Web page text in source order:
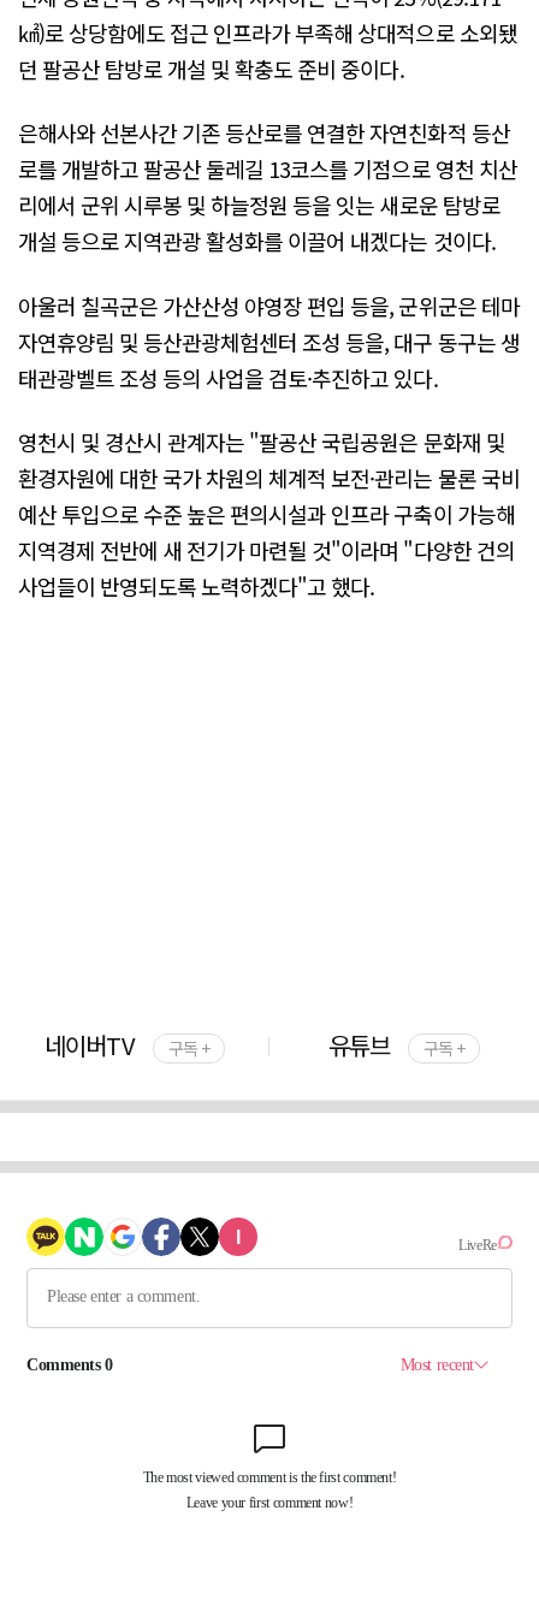
㎢)로 상당함에도 접근 인프라가 부족해 상대적으로 소외됐
던 팔공산 탐방로 개설 및 확충도 준비 중이다.
은해사와 선본사간 기존 등산로를 연결한 자연친화적 등산
로를 개발하고 팔공산 둘레길 13코스를 기점으로 영천 치산
리에서 군위 시루봉 및 하늘정원 등을 잇는 새로운 탐방로
개설 등으로 지역관광 활성화를 이끌어 내겠다는 것이다.
아울러 칠곡군은 가산산성 야영장 편입 등을, 군위군은 테마
자연휴양림 및 등산관광체험센터 조성 등을, 대구 동구는 생
태관광벨트 조성 등의 사업을 검토·추진하고 있다.
영천시 및 경산시 관계자는 "팔공산 국립공원은 문화재 및
환경자원에 대한 국가 차원의 체계적 보전·관리는 물론 국비
예산 투입으로 수준 높은 편의시설과 인프라 구축이 가능해
지역경제 전반에 새 전기가 마련될 것"이라며 "다양한 건의
사업들이 반영되도록 노력하겠다"고 했다.
네이버TV 구독 + 유튜브 구독 +